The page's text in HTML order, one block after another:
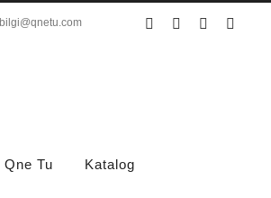
bilgi@qnetu.com InstagramYouTubeWhatsApp
Qne Tu Katalog